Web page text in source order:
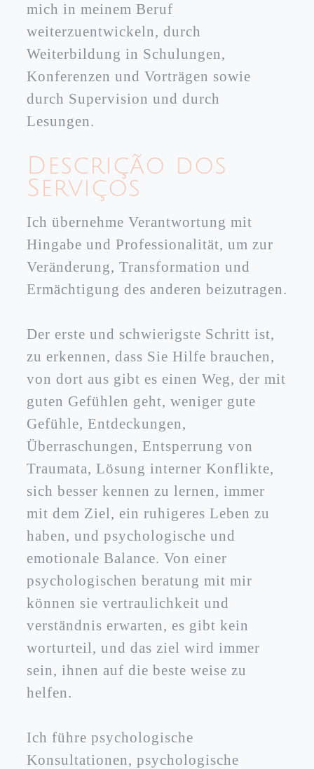
mich in meinem Beruf
weiterzuentwickeln, durch
Weiterbildung in Schulungen,
Konferenzen und Vorträgen sowie
durch Supervision und durch
Lesungen.
Descrição dos
Serviços
Ich übernehme Verantwortung mit
Hingabe und Professionalität, um zur
Veränderung, Transformation und
Ermächtigung des anderen beizutragen.
Der erste und schwierigste Schritt ist,
zu erkennen, dass Sie Hilfe brauchen,
von dort aus gibt es einen Weg, der mit
guten Gefühlen geht, weniger gute
Gefühle, Entdeckungen,
Überraschungen, Entsperrung von
Traumata, Lösung interner Konflikte,
sich besser kennen zu lernen, immer
mit dem Ziel, ein ruhigeres Leben zu
haben, und psychologische und
emotionale Balance. Von einer
psychologischen beratung mit mir
können sie vertraulichkeit und
verständnis erwarten, es gibt kein
worturteil, und das ziel wird immer
sein, ihnen auf die beste weise zu
helfen.
Ich führe psychologische
Konsultationen, psychologische